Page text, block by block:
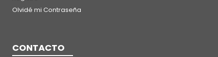
Olvidé mi Contraseña
CONTACTO